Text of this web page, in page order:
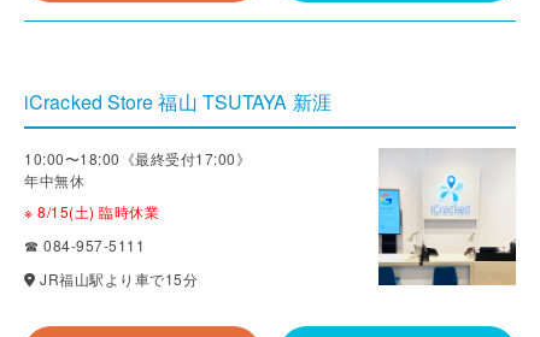
iCracked Store 福山 TSUTAYA 新涯
10:00〜18:00《最終受付17:00》
年中無休
※ 8/15(土) 臨時休業
☎ 084-957-5111
JR福山駅より車で15分